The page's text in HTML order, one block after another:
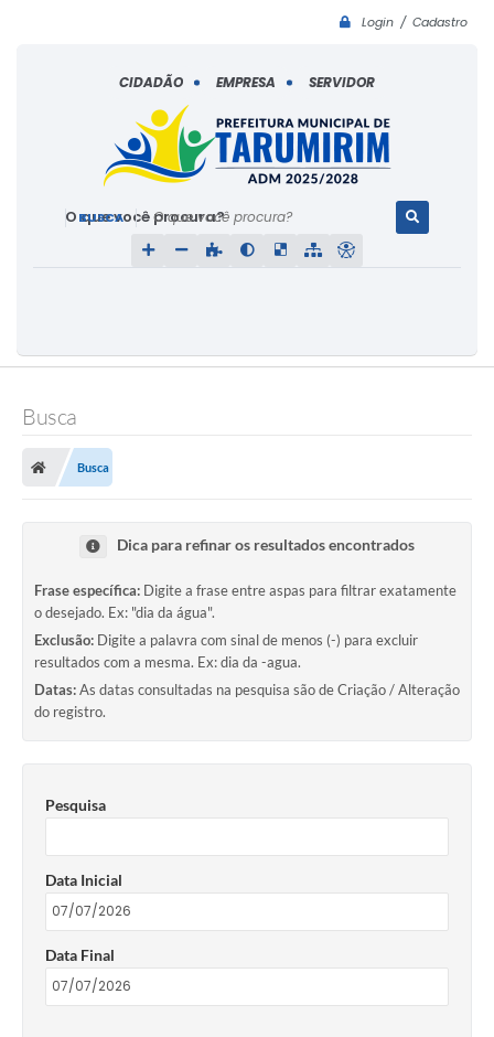
Login / Cadastro
O que você procura?
CIDADÃO EMPRESA SERVIDOR
Busca
Busca
Dica para refinar os resultados encontrados
Frase específica: Digite a frase entre aspas para filtrar exatamente
o desejado. Ex: "dia da água".
Exclusão: Digite a palavra com sinal de menos (-) para excluir
resultados com a mesma. Ex: dia da -agua.
Datas:As datas consultadas na pesquisa são de Criação / Alteração
do registro.
Pesquisa
Data Inicial
Data Final